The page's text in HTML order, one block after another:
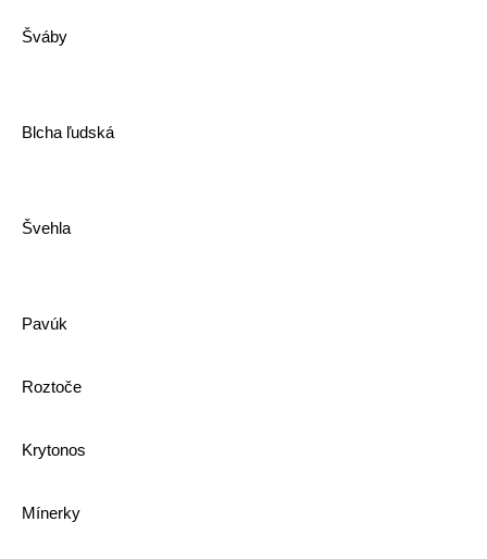
Šváby
Blcha ľudská
Švehla
Pavúk
Roztoče
Krytonos
Mínerky